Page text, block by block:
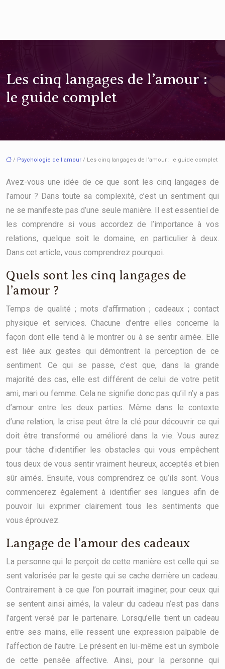
Les cinq langages de l’amour :
le guide complet
/ Psychologie de l'amour / Les cinq langages de l’amour : le guide complet
Avez-vous une idée de ce que sont les cinq langages de
l’amour ? Dans toute sa complexité, c’est un sentiment qui
ne se manifeste pas d’une seule manière. Il est essentiel de
les comprendre si vous accordez de l’importance à vos
relations, quelque soit le domaine, en particulier à deux.
Dans cet article, vous comprendrez pourquoi.
Quels sont les cinq langages de
l’amour ?
Temps de qualité ; mots d’affirmation ; cadeaux ; contact
physique et services. Chacune d’entre elles concerne la
façon dont elle tend à le montrer ou à se sentir aimée. Elle
est liée aux gestes qui démontrent la perception de ce
sentiment. Ce qui se passe, c’est que, dans la grande
majorité des cas, elle est différent de celui de votre petit
ami, mari ou femme. Cela ne signifie donc pas qu’il n’y a pas
d’amour entre les deux parties. Même dans le contexte
d’une relation, la crise peut être la clé pour découvrir ce qui
doit être transformé ou amélioré dans la vie. Vous aurez
pour tâche d’identifier les obstacles qui vous empêchent
tous deux de vous sentir vraiment heureux, acceptés et bien
sûr aimés. Ensuite, vous comprendrez ce qu’ils sont. Vous
commencerez également à identifier ses langues afin de
pouvoir lui exprimer clairement tous les sentiments que
vous éprouvez.
Langage de l’amour des cadeaux
La personne qui le perçoit de cette manière est celle qui se
sent valorisée par le geste qui se cache derrière un cadeau.
Contrairement à ce que l’on pourrait imaginer, pour ceux qui
se sentent ainsi aimés, la valeur du cadeau n’est pas dans
l’argent versé par le partenaire. Lorsqu’elle tient un cadeau
entre ses mains, elle ressent une expression palpable de
l’affection de l’autre. Le présent en lui-même est un symbole
de cette pensée affective. Ainsi, pour la personne qui